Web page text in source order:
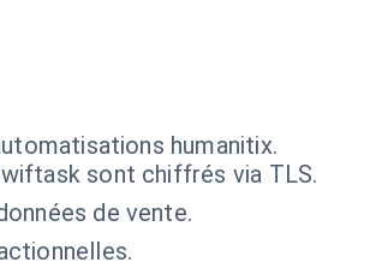
humanitix.
sont chiffrés via TLS.
de vente.